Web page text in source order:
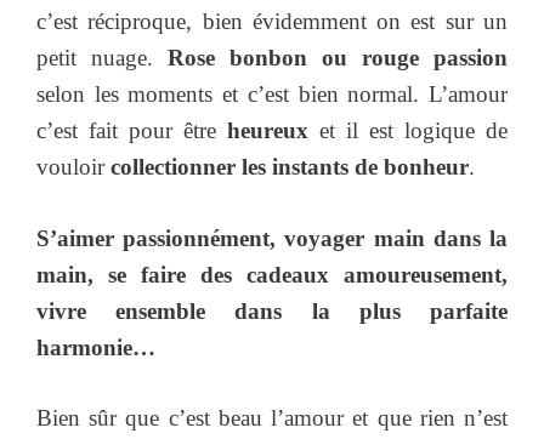
c’est réciproque, bien évidemment on est sur un
petit nuage. Rose bonbon ou rouge passion
selon les moments et c’est bien normal. L’amour
c’est fait pour être heureux et il est logique de
vouloircollectionner les instants de bonheur.
S’aimer passionnément, voyager main dans la
main, se faire des cadeaux amoureusement,
vivre ensemble dans la plus parfaite
harmonie…
Bien sûr que c’est beau l’amour et que rien n’est